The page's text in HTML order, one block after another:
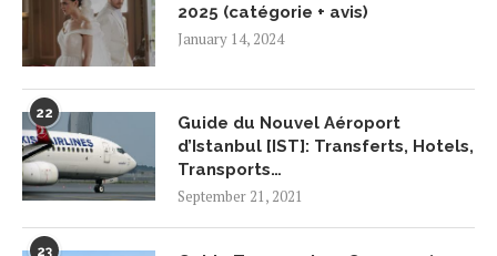
2025 (catégorie + avis)
January 14, 2024
22
Guide du Nouvel Aéroport
d’Istanbul [IST]: Transferts, Hotels,
Transports…
September 21, 2021
23